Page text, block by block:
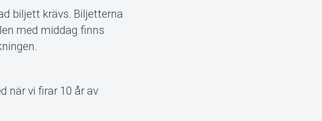
biljett krävs. Biljetterna
med middag finns
när vi firar 10 år av